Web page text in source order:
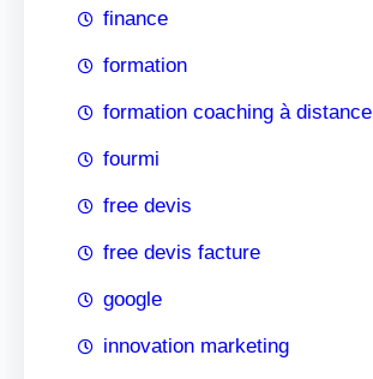
finance
formation
formation coaching à distance
fourmi
free devis
free devis facture
google
innovation marketing